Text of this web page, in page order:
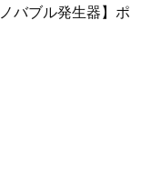
バブル発生器】ポ